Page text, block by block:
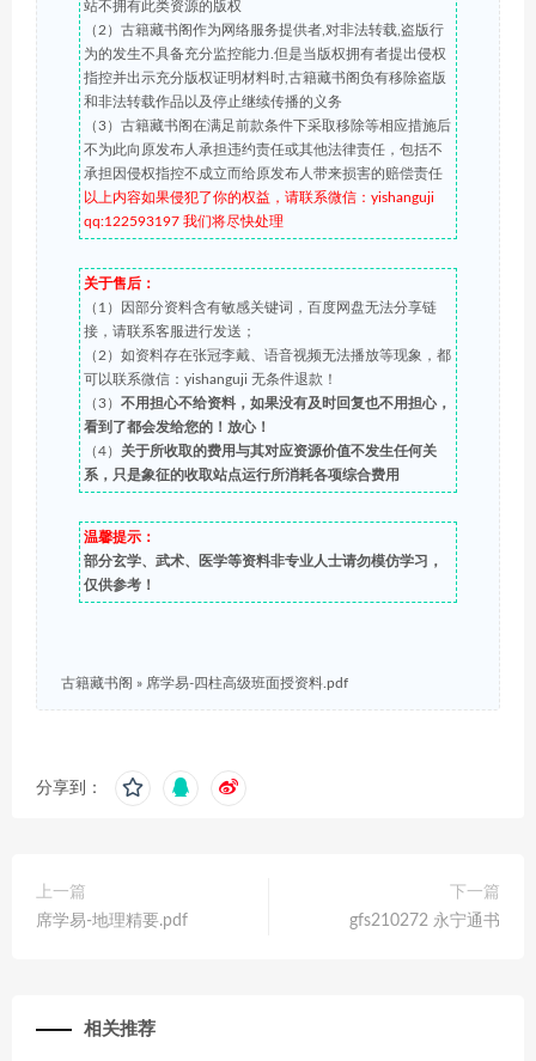
站不拥有此类资源的版权
（2）古籍藏书阁作为网络服务提供者,对非法转载,盗版行
为的发生不具备充分监控能力.但是当版权拥有者提出侵权
指控并出示充分版权证明材料时,古籍藏书阁负有移除盗版
和非法转载作品以及停止继续传播的义务
（3）古籍藏书阁在满足前款条件下采取移除等相应措施后
不为此向原发布人承担违约责任或其他法律责任，包括不
承担因侵权指控不成立而给原发布人带来损害的赔偿责任
以上内容如果侵犯了你的权益，请联系微信：yishanguji
qq:122593197 我们将尽快处理
关于售后：
（1）因部分资料含有敏感关键词，百度网盘无法分享链
接，请联系客服进行发送；
（2）如资料存在张冠李戴、语音视频无法播放等现象，都
可以联系微信：yishanguji 无条件退款！
（3） 不用担心不给资料，如果没有及时回复也不用担心，
看到了都会发给您的！放心！
（4） 关于所收取的费用与其对应资源价值不发生任何关
系，只是象征的收取站点运行所消耗各项综合费用
温馨提示：
部分玄学、武术、医学等资料非专业人士请勿模仿学习，
仅供参考！
古籍藏书阁 » 席学易-四柱高级班面授资料.pdf
分享到：
上一篇
席学易-地理精要.pdf
下一篇
gfs210272 永宁通书
相关推荐